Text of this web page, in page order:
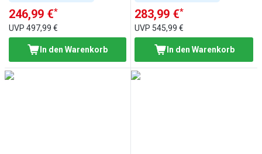
246,99 €*
UVP 497,99 €
In den Warenkorb
283,99 €*
UVP 545,99 €
In den Warenkorb